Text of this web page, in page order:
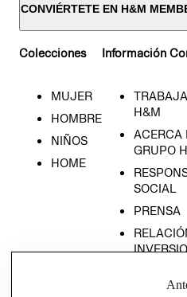
CONVIÉRTETE EN H&M
Colecciones
MUJER
HOMBRE
NIÑOS
HOME
Información
H&M
ACERCA
GRUPO
SOCIAL
PRENSA